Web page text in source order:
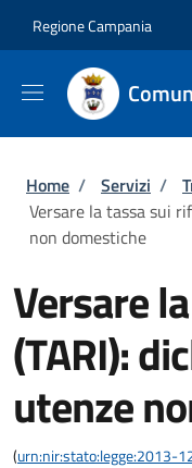
Regione Campania
Briciole di
Home / Servizi /
Versare la tassa sui
non domestiche
Versare
(TARI):
utenze
(urn:nir:stato:legge:2013-